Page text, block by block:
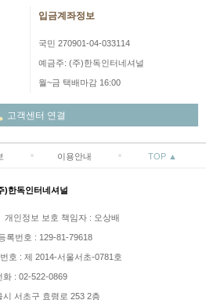
입금계좌정보
국민 270901-04-033114
예금주: (주)한독인터네셔널
월~금 택배마감 16:00
고객센터 연결
이용안내 TOP ▲
)한독인터네셔널
개인정보 보호 책임자 : 오상배
록번호 : 129-81-79618
호 : 제 2014-서울서초-0781호
화 : 02-522-0869
시 서초구 효령로 253 2층